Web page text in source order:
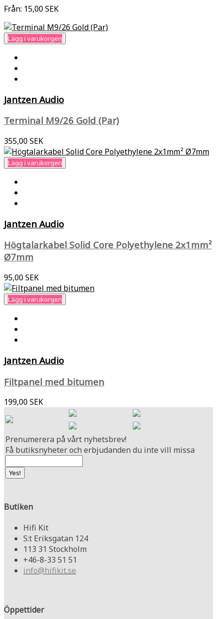
Från: 15,00 SEK
Lägg i varukorgen
Jantzen Audio
Terminal M9/26 Gold (Par)
355,00 SEK
Lägg i varukorgen
Jantzen Audio
Högtalarkabel Solid Core Polyethylene 2x1mm²
Ø7mm
95,00 SEK
Lägg i varukorgen
Jantzen Audio
Filtpanel med bitumen
199,00 SEK
Prenumerera på vårt nyhetsbrev!
Få butiksnyheter och erbjudanden du inte vill missa
Butiken
Hifi Kit
S:t Eriksgatan 124
113 31 Stockholm
+46-8-33 51 51
info@hifikit.se
Öppettider